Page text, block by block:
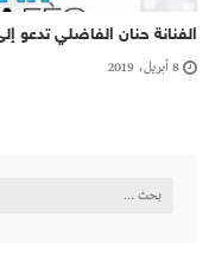
الفنانة حنان الفاضلي
8 أبريل، 2019
البحث